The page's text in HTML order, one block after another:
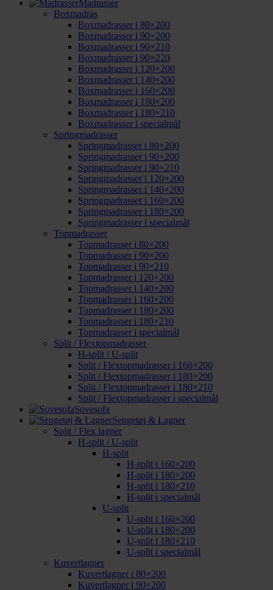
Madrasser
Boxmadras
Boxmadrasser i 80×200
Boxmadrasser i 90×200
Boxmadrasser i 90×210
Boxmadrasser i 90×220
Boxmadrasser i 120×200
Boxmadrasser i 140×200
Boxmadrasser i 160×200
Boxmadrasser i 180×200
Boxmadrasser i 180×210
Boxmadrasser i specialmål
Springmadrasser
Springmadrasser i 80×200
Springmadrasser i 90×200
Springmadrasser i 90×210
Springmadrasser i 120×200
Springmadrasser i 140×200
Springmadrasser i 160×200
Springmadrasser i 180×200
Springmadrasser i specialmål
Topmadrasser
Topmadrasser i 80×200
Topmadrasser i 90×200
Topmadrasser i 90×210
Topmadrasser i 120×200
Topmadrasser i 140×200
Topmadrasser i 160×200
Topmadrasser i 180×200
Topmadrasser i 180×210
Topmadrasser i specialmål
Split / Flextopmadrasser
H-split / U-split
Split / Flextopmadrasser i 160×200
Split / Flextopmadrasser i 180×200
Split / Flextopmadrasser i 180×210
Split / Flextopmadrasser i specialmål
Sovesofa
Sengetøj & Lagner
Split / Flex lagner
H-split / U-split
H-split
H-split i 160×200
H-split i 180×200
H-split i 180×210
H-split i specialmål
U-split
U-split i 160×200
U-split i 180×200
U-split i 180×210
U-split i specialmål
Kuvertlagner
Kuvertlagner i 80×200
Kuvertlagner i 90×200